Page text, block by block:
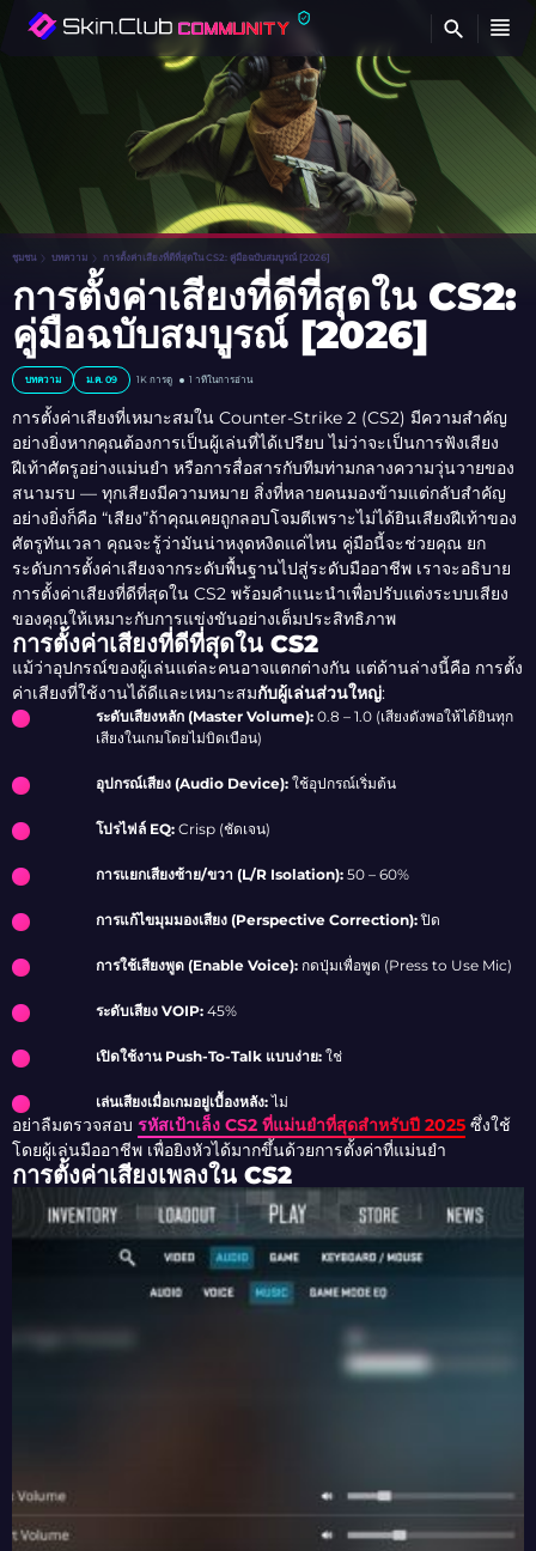
ชุมชน บทความ การตั้งค่าเสียงที่ดีที่สุดใน CS2: คู่มือฉบับสมบูรณ์ [2026]
การตั้งค่าเสียงที่ดีที่สุดใน CS2:
คู่มือฉบับสมบูรณ์ [2026]
บทความ ม.ค. 09 1K การดู 1 าทีในการอ่าน
การตั้งค่าเสียงที่เหมาะสมใน Counter-Strike 2 (CS2) มีความสำคัญ
อย่างยิ่งหากคุณต้องการเป็นผู้เล่นที่ได้เปรียบ ไม่ว่าจะเป็นการฟังเสียง
ฝีเท้าศัตรูอย่างแม่นยำ หรือการสื่อสารกับทีมท่ามกลางความวุ่นวายของ
สนามรบ — ทุกเสียงมีความหมาย สิ่งที่หลายคนมองข้ามแต่กลับสำคัญ
อย่างยิ่งก็คือ “เสียง”ถ้าคุณเคยถูกลอบโจมตีเพราะไม่ได้ยินเสียงฝีเท้าของ
ศัตรูทันเวลา คุณจะรู้ว่ามันน่าหงุดหงิดแค่ไหน คู่มือนี้จะช่วยคุณ ยก
ระดับการตั้งค่าเสียงจากระดับพื้นฐานไปสู่ระดับมืออาชีพ เราจะอธิบาย
การตั้งค่าเสียงที่ดีที่สุดใน CS2 พร้อมคำแนะนำเพื่อปรับแต่งระบบเสียง
ของคุณให้เหมาะกับการแข่งขันอย่างเต็มประสิทธิภาพ
การตั้งค่าเสียงที่ดีที่สุดใน CS2
แม้ว่าอุปกรณ์ของผู้เล่นแต่ละคนอาจแตกต่างกัน แต่ด้านล่างนี้คือ การตั้ง
ค่าเสียงที่ใช้งานได้ดีและเหมาะสมกับผู้เล่นส่วนใหญ่:
ระดับเสียงหลัก (Master Volume): 0.8 – 1.0 (เสียงดังพอให้ได้ยินทุก
เสียงในเกมโดยไม่บิดเบือน)
อุปกรณ์เสียง (Audio Device): ใช้อุปกรณ์เริ่มต้น
โปรไฟล์ EQ: Crisp (ชัดเจน)
การแยกเสียงซ้าย/ขวา (L/R Isolation): 50 – 60%
การแก้ไขมุมมองเสียง (Perspective Correction):ปิด
การใช้เสียงพูด (Enable Voice): กดปุ่มเพื่อพูด (Press to Use Mic)
ระดับเสียง VOIP: 45%
เปิดใช้งาน Push-To-Talk แบบง่าย: ใช่
เล่นเสียงเมื่อเกมอยู่เบื้องหลัง:ไม่
อย่าลืมตรวจสอบ รหัสเป้าเล็ง CS2 ที่แม่นยำที่สุดสำหรับปี 2025 ซึ่งใช้
โดยผู้เล่นมืออาชีพ เพื่อยิงหัวได้มากขึ้นด้วยการตั้งค่าที่แม่นยำ
การตั้งค่าเสียงเพลงใน CS2